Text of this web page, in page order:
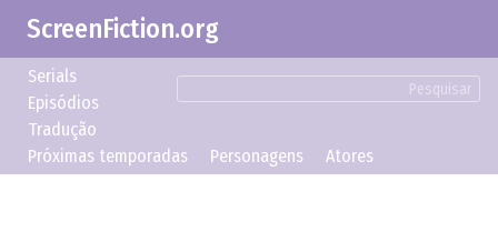
ScreenFiction.org
Pesquisar
Serials
Episódios
Tradução
Próximas temporadas
Personagens Atores